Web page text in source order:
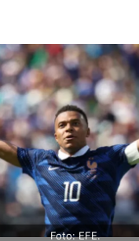
Foto: EFE.